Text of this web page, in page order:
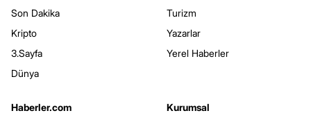
Son Dakika
Kripto
3.Sayfa
Dünya
Turizm
Yazarlar
Yerel Haberler
Haberler.com
Kurumsal